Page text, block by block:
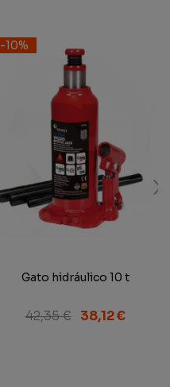
-10%
Gato hidráulico 10 t
42,35 € 38,12 €